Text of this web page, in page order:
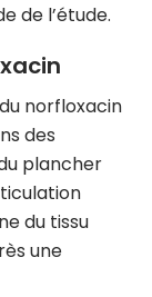
de l’étude.
norfloxacin
des
plancher
du tissu
une